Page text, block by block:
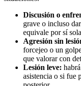
Discusión o
grave o incluso
equivale por sí
Agresión sin
forcejeo o un
que valorar con
Lesión leve:
asistencia o si fue